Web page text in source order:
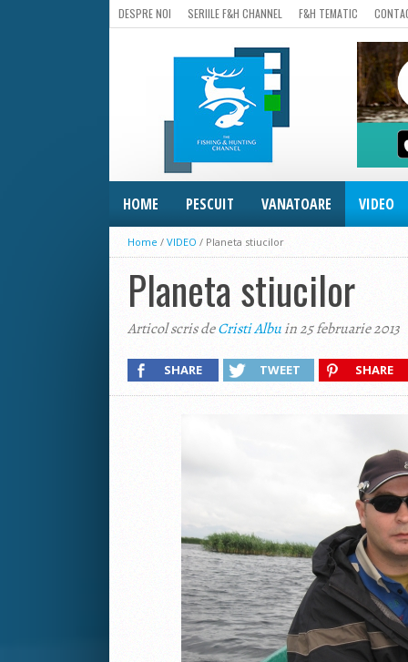
DESPRE NOI SERIILE F&H CHANNEL F&H TEMATIC
HOME PESCUIT VANATOARE VIDEO
Home / VIDEO / Planeta stiucilor
Planeta stiucilor
Articol scris deCristi Albuin 25 februarie 2013
SHARE TWEET SHARE